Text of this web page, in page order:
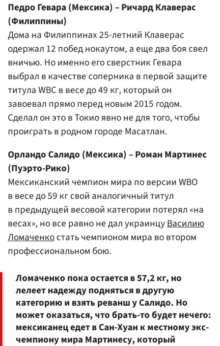
Педро Гевара (Мексика) – Ричард Клаверас
(Филиппины)
Дома на Филиппинах 25-летний Клаверас
одержал 12 побед нокаутом, а еще два боя свел
вничью. Но именно его сверстник Гевара
выбрал в качестве соперника в первой защите
титула WBC в весе до 49 кг, который он
завоевал прямо перед новым 2015 годом.
Сделал он это в Токио явно не для того, чтобы
проиграть в родном городе Масатлан.
Орландо Салидо (Мексика) – Роман Мартинес
(Пуэрто-Рико)
Мексиканский чемпион мира по версии WBO
в весе до 59 кг свой аналогичный титул
в предыдущей весовой категории потерял «на
весах», но все равно не дал украинцуВасилию
Ломаченкостать чемпионом мира во втором
профессиональном бою.
Ломаченко пока остается в 57,2 кг, но
лелеет надежду подняться в другую
категорию и взять реванш у Салидо. Но
может оказаться, что брать-то будет нечего:
мексиканец едет в Сан-Хуан к местному экс-
чемпиону мира Мартинесу, который